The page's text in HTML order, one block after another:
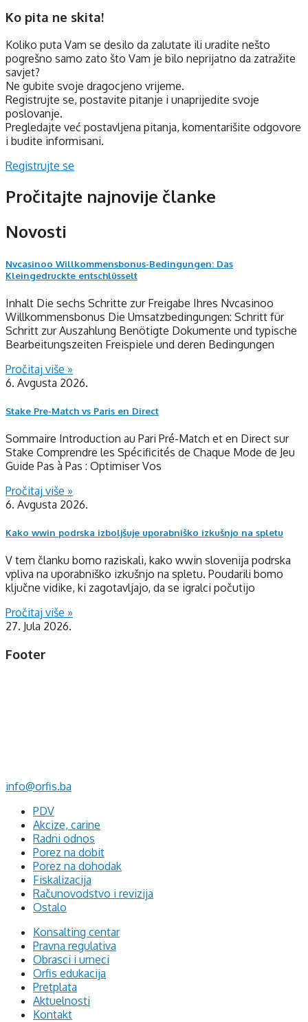
Ko pita ne skita!
Koliko puta Vam se desilo da zalutate ili uradite nešto
pogrešno samo zato što Vam je bilo neprijatno da zatražite
savjet?
Ne gubite svoje dragocjeno vrijeme.
Registrujte se, postavite pitanje i unaprijedite svoje
poslovanje.
Pregledajte već postavljena pitanja, komentarišite odgovore
i budite informisani.
Registrujte se
Pročitajte najnovije članke
Novosti
Nvcasinoo Willkommensbonus-Bedingungen: Das
Kleingedruckte entschlüsselt
Inhalt Die sechs Schritte zur Freigabe Ihres Nvcasinoo
Willkommensbonus Die Umsatzbedingungen: Schritt für
Schritt zur Auszahlung Benötigte Dokumente und typische
Bearbeitungszeiten Freispiele und deren Bedingungen
Pročitaj više »
6. Avgusta 2026.
Stake Pre-Match vs Paris en Direct
Sommaire Introduction au Pari Pré-Match et en Direct sur
Stake Comprendre les Spécificités de Chaque Mode de Jeu
Guide Pas à Pas : Optimiser Vos
Pročitaj više »
6. Avgusta 2026.
Kako wwin podrska izboljšuje uporabniško izkušnjo na spletu
V tem članku bomo raziskali, kako wwin slovenija podrska
vpliva na uporabniško izkušnjo na spletu. Poudarili bomo
ključne vidike, ki zagotavljajo, da se igralci počutijo
Pročitaj više »
27. Jula 2026.
Footer
info@orfis.ba
PDV
Akcize, carine
Radni odnos
Porez na dobit
Porez na dohodak
Fiskalizacija
Računovodstvo i revizija
Ostalo
Konsalting centar
Pravna regulativa
Obrasci i urneci
Orfis edukacija
Pretplata
Aktuelnosti
Kontakt